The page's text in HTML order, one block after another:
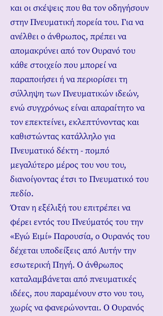
και οι σκέψεις που θα τον οδηγήσουν
στην Πνευματική πορεία του. Για να
ανέλθει ο άνθρωπος, πρέπει να
απομακρύνει από τον Ουρανό του
κάθε στοιχείο που μπορεί να
παραποιήσει ή να περιορίσει τη
σύλληψη των Πνευματικών ιδεών,
ενώ συγχρόνως είναι απαραίτητο να
τον επεκτείνει, εκλεπτύνοντας και
καθιστώντας κατάλληλο για
Πνευματικό δέκτη - πομπό
μεγαλύτερο μέρος του νου του,
διανοίγοντας έτσι το Πνευματικό του
πεδίο.
Όταν η εξέλιξή του επιτρέπει να
φέρει εντός του Πνεύματός του την
«Εγώ Ειμί» Παρουσία, ο Ουρανός του
δέχεται υποδείξεις από Αυτήν την
εσωτερική Πηγή. Ο άνθρωπος
καταλαμβάνεται από πνευματικές
ιδέες, που παραμένουν στο νου του,
χωρίς να φανερώνονται. Ο Ουρανός